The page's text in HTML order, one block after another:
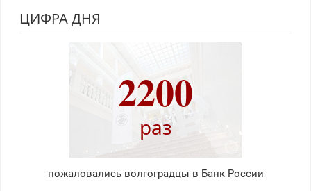
ЦИФРА ДНЯ
2200
раз
пожаловались волгоградцы в Банк России